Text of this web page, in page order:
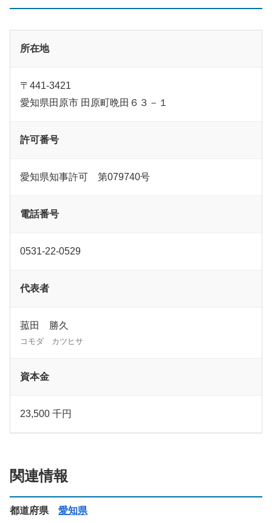
所在地
〒441-3421
愛知県田原市 田原町晩田６３－１
許可番号
愛知県知事許可 第079740号
電話番号
0531-22-0529
代表者
菰田 勝久
コモダ カツヒサ
資本金
23,500 千円
関連情報
都道府県 愛知県